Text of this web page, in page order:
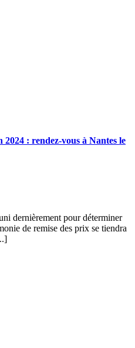
: rendez-vous à Nantes le
dernièrement pour déterminer
de remise des prix se tiendra